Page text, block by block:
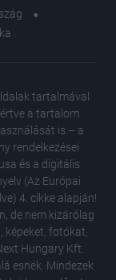
tartalmával
a tartalom
is – a
rendelkezései
és a digitális
(Az Európai
4. cikke alapján!
de nem kizárólag
képeket, fotókat,
Hungary Kft.
esnek. Mindezek